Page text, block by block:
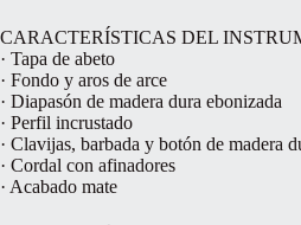
CARACTERÍSTICAS DEL
· Tapa de abeto
· Fondo y aros de arce
· Diapasón de madera dura ebonizada
· Perfil incrustado
· Clavijas, barbada y botón de madera
· Cordal con afinadores
· Acabado mate